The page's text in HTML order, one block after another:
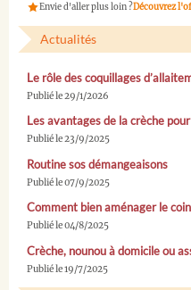
Envie d'aller plus loin ?Découvrez
Actualités
Le rôle des coquillages
Publié le 29/1/2026
Les avantages de la crèche
Publié le 23/9/2025
Routine sos démangeaisons
Publié le 07/9/2025
Comment bien aménager le
Publié le 04/8/2025
Crèche, nounou à domicile ou
Publié le 19/7/2025